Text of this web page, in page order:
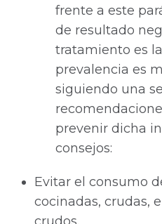
frente a este
de resultado
tratamiento es
prevalencia es
siguiendo una
prevenir dicha
consejos:
Evitar el consumo
cocinadas, crudas,